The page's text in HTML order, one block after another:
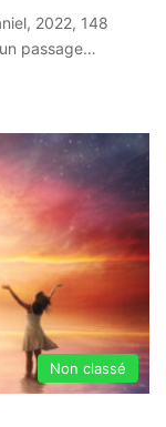
2022, 148
passage…
Non classé